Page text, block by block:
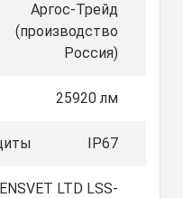
Аргос-Трейд
(производство
Россия)
25920 лм
IP67
LTD LSS-